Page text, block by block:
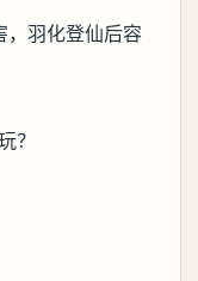
，羽化登仙后容